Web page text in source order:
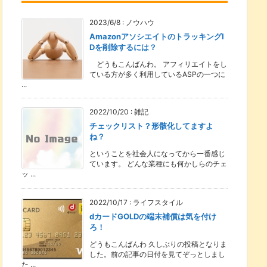
2023/6/8 : ノウハウ
AmazonアソシエイトのトラッキングI
Dを削除するには？
どうもこんばんわ。 アフィリエイトをし
ている方が多く利用しているASPの一つに
...
2022/10/20 : 雑記
チェックリスト？形骸化してますよ
ね？
ということを社会人になってから一番感じ
ています。 どんな業種にも何かしらのチェ
ッ ...
2022/10/17 : ライフスタイル
dカードGOLDの端末補償は気を付け
ろ！
どうもこんばんわ 久しぶりの投稿となりま
した。前の記事の日付を見てぞっとしまし
た ...